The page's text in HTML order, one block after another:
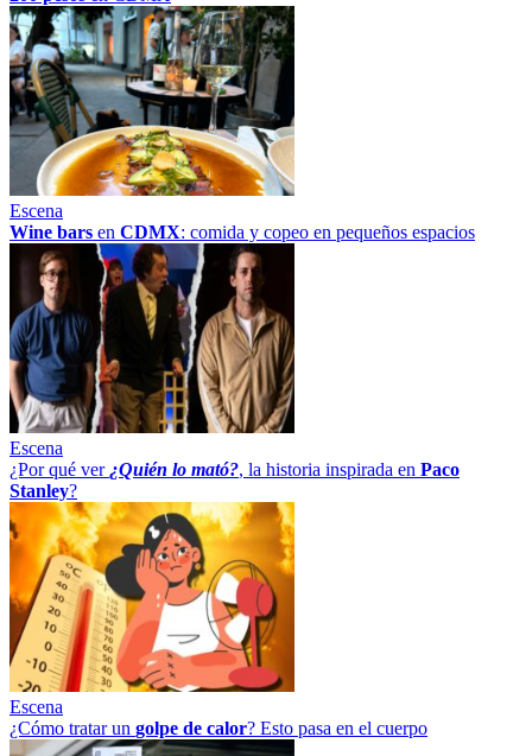
Escena
Wine bars en CDMX: comida y copeo en pequeños espacios
Escena
¿Por qué ver ¿Quién lo mató?, la historia inspirada en Paco
Stanley?
Escena
¿Cómo tratar un golpe de calor? Esto pasa en el cuerpo